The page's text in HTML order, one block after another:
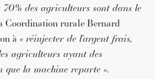
70% des agriculteurs sont dans le
Coordination rurale Bernard
à « réinjecter de l’argent frais,
agriculteurs ayant des
que la machine reparte ».